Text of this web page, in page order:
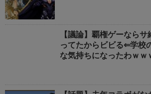
【議論】覇権ゲーなら
ってたからビビる⇐学校
な気持ちになったわｗｗ